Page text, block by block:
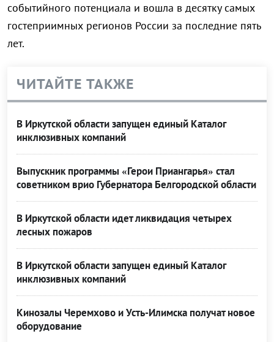
событийного потенциала и вошла в десятку самых
гостеприимных регионов России за последние пять
лет.
ЧИТАЙТЕ ТАКЖЕ
В Иркутской области запущен единый Каталог
инклюзивных компаний
Выпускник программы «Герои Приангарья» стал
советником врио Губернатора Белгородской области
В Иркутской области идет ликвидация четырех
лесных пожаров
В Иркутской области запущен единый Каталог
инклюзивных компаний
Кинозалы Черемхово и Усть-Илимска получат новое
оборудование